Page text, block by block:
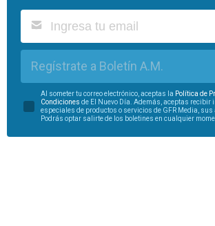
Regístrate a Boletín A.M.
Al someter tu correo electrónico, aceptas la Política de
Condiciones de El Nuevo Día. Además, aceptas recibir
especiales de productos o servicios de GFR Media, sus
Podrás optar salirte de los boletines en cualquier